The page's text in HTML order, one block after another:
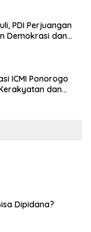
PDI Perjuangan
Demokrasi dan
ICMI Ponorogo
dan
Dipidana?